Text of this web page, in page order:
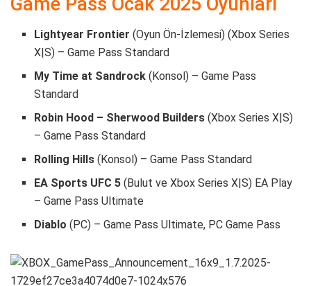
Lightyear Frontier(Oyun Ön-İzlemesi) (Xbox Series
X|S) – Game Pass Standard
My Time at Sandrock (Konsol) – Game Pass
Standard
Robin Hood – Sherwood Builders (Xbox Series X|S)
– Game Pass Standard
Rolling Hills (Konsol) – Game Pass Standard
EA Sports UFC 5 (Bulut ve Xbox Series X|S) EA Play
– Game Pass Ultimate
Diablo (PC) – Game Pass Ultimate, PC Game Pass